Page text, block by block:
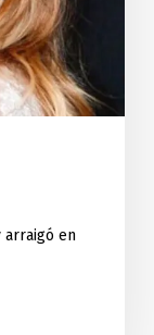
arraigó en